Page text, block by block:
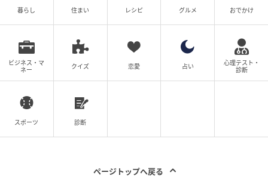
暮らし 住まい レシピ グルメ おでかけ
ビジネス・マ
ネー
クイズ 恋愛 占い
心理テスト・
診断
スポーツ 診断
ページトップへ戻る